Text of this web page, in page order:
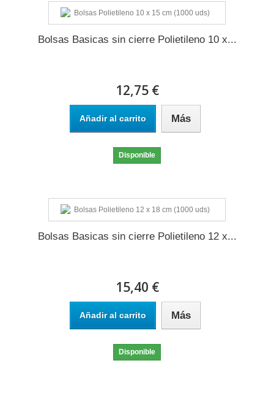
Bolsas Basicas sin cierre Polietileno 10 x...
12,75 €
Añadir al carrito Más
Disponible
Bolsas Basicas sin cierre Polietileno 12 x...
15,40 €
Añadir al carrito Más
Disponible